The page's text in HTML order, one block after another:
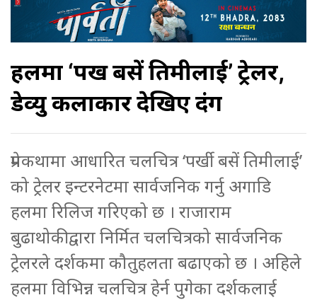
हलमा ‘पर्खी बसें तिमीलाई’ ट्रेलर,
डेव्यु कलाकार देखिए दंग
प्रेमकथामा आधारित चलचित्र ‘पर्खी बसें तिमीलाई’
को ट्रेलर इन्टरनेटमा सार्वजनिक गर्नु अगाडि
हलमा रिलिज गरिएको छ । राजाराम
बुढाथोकीद्वारा निर्मित चलचित्रको सार्वजनिक
ट्रेलरले दर्शकमा कौतुहलता बढाएको छ । अहिले
हलमा विभिन्न चलचित्र हेर्न पुगेका दर्शकलाई